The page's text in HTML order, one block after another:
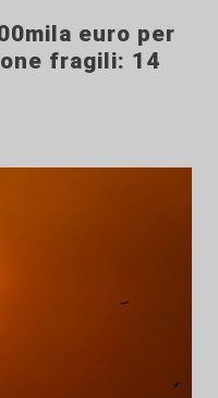
euro per
fragili: 14